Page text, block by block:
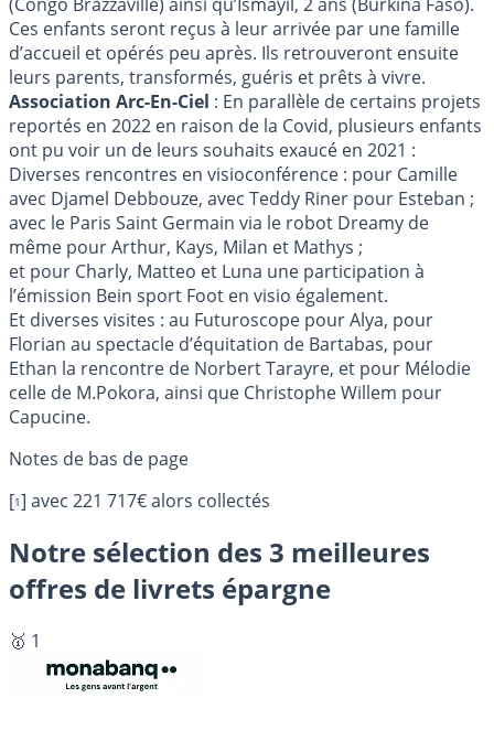
Ces enfants seront reçus à leur arrivée par une famille
d’accueil et opérés peu après. Ils retrouveront ensuite
leurs parents, transformés, guéris et prêts à vivre.
Association Arc-En-Ciel : En parallèle de certains projets
reportés en 2022 en raison de la Covid, plusieurs enfants
ont pu voir un de leurs souhaits exaucé en 2021 :
Diverses rencontres en visioconférence : pour Camille
avec Djamel Debbouze, avec Teddy Riner pour Esteban ;
avec le Paris Saint Germain via le robot Dreamy de
même pour Arthur, Kays, Milan et Mathys ;
et pour Charly, Matteo et Luna une participation à
l’émission Bein sport Foot en visio également.
Et diverses visites : au Futuroscope pour Alya, pour
Florian au spectacle d’équitation de Bartabas, pour
Ethan la rencontre de Norbert Tarayre, et pour Mélodie
celle de M.Pokora, ainsi que Christophe Willem pour
Capucine.
[1] avec 221 717€ alors collectés
Notre sélection des 3 meilleures
offres de livrets épargne
🥇 1